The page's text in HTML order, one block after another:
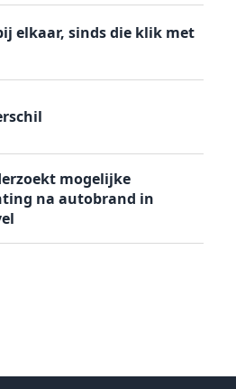
elkaar, sinds die klik met
mogelijke
na autobrand in